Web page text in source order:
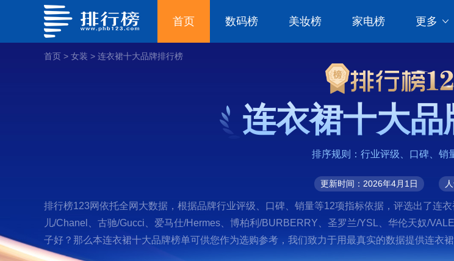
首页 数码榜 美妆榜 家电榜 更多
首页 > 女装 > 连衣裙十大品牌排行榜
连衣裙十大
排序规则：行业评级、口碑、销
更新时间：2026年4月1日
排行榜123网依托全网大数据，根据品牌行业评级、口碑、销量等12项指标依据，评选出了连
儿/Chanel、古驰/Gucci、爱马仕/Hermes、博柏利/BURBERRY、圣罗兰/YSL、华伦天奴/
子好？那么本连衣裙十大品牌榜单可供您作为选购参考，我们致力于用最真实的数据提供连衣